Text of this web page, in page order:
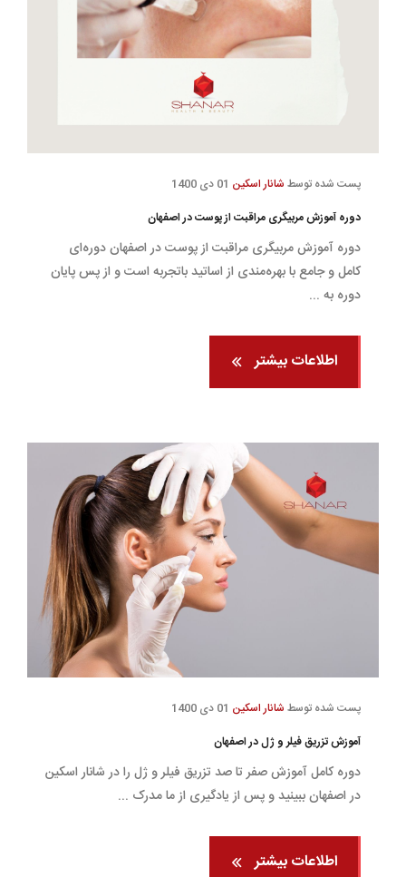
پست شده توسط شانار اسکین
دوره آموزش مربیگری مراقبت از پوست در اصفهان
دوره آموزش مربیگری مراقبت از پوست در اصفهان دوره‌ای
کامل و جامع با بهره‌مندی از اساتید باتجربه است و از پس پایان
دوره به ...
اطلاعات بیشتر
پست شده توسط شانار اسکین
آموزش تزریق فیلر و ژل در اصفهان
دوره کامل آموزش صفر تا صد تزریق فیلر و ژل را در شانار اسکین
در اصفهان ببینید و پس از یادگیری از ما مدرک ...
اطلاعات بیشتر